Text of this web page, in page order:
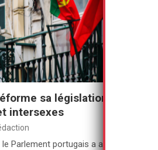
sa législation sur les
intersexes
Parlement portugais a adopté en